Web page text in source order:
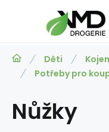
Děti
Potřeby pro
Nůžky